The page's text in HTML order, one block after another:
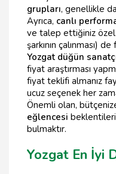
grupları, genellikle
Ayrıca, canlı
ve talep ettiğiniz
şarkının çalınması)
Yozgat düğün
fiyat araştırması
fiyat teklifi almanız
ucuz seçenek her
Önemli olan,
eğlencesi
bulmaktır.
Yozgat En İyi